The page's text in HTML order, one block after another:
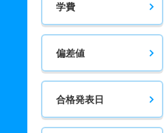
学費
偏差値
合格発表日